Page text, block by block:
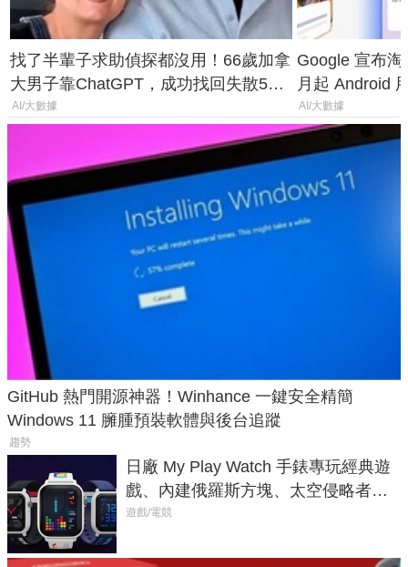
找了半輩子求助偵探都沒用！66歲加拿
大男子靠ChatGPT，成功找回失散50
年家人
AI/大數據
Google 宣布
月起 Android
AI/大數據
GitHub 熱門開源神器！Winhance 一鍵安全精簡
Windows 11 臃腫預裝軟體與後台追蹤
趨勢
日廠 My Play Watch 手錶專玩經典遊
戲、內建俄羅斯方塊、太空侵略者，
不過竟然不能連手機？
遊戲/電競